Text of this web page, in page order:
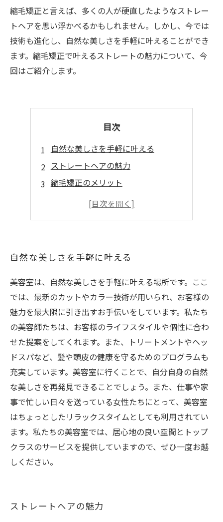
縮毛矯正と言えば、多くの人が硬直したようなストレー
トヘアを思い浮かべるかもしれません。しかし、今では
技術も進化し、自然な美しさを手軽に叶えることができ
ます。縮毛矯正で叶えるストレートの魅力について、今
回はご紹介します。
目次
自然な美しさを手軽に叶える
ストレートヘアの魅力
縮毛矯正のメリット
縮毛矯正の注意点
自然な美しさを手軽に叶える
美容室は、自然な美しさを手軽に叶える場所です。ここ
では、最新のカットやカラー技術が用いられ、お客様の
魅力を最大限に引き出すお手伝いをしています。私たち
の美容師たちは、お客様のライフスタイルや個性に合わ
せた提案をしてくれます。また、トリートメントやヘッ
ドスパなど、髪や頭皮の健康を守るためのプログラムも
充実しています。美容室に行くことで、自分自身の自然
な美しさを再発見できることでしょう。また、仕事や家
事で忙しい日々を送っている女性たちにとって、美容室
はちょっとしたリラックスタイムとしても利用されてい
ます。私たちの美容室では、居心地の良い空間とトップ
クラスのサービスを提供していますので、ぜひ一度お越
しください。
ストレートヘアの魅力